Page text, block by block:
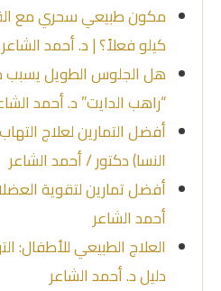
كيلو فعلاً؟ | د. أحمد الشاعر
هل الجلوس الطويل يسبب
“راهب الدايت” د. أحمد
أفضل التمارين لعلاج
النسا) دكتور / أحمد الشاعر
أفضل تمارين لتقوية
أحمد الشاعر
العلاج الطبيعي للأطفال:
دليل د. أحمد الشاعر